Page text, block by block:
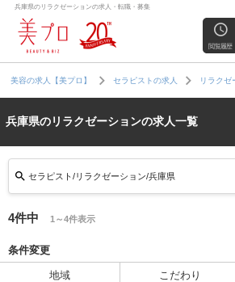
兵庫県のリラクゼーションの求人・転職・募集
閲覧履歴
美容の求人【美プロ】 セラピストの求人 リラクゼ
兵庫県のリラクゼーションの求人一覧
セラピスト/リラクゼーション/兵庫県
4件中 1～4件表示
条件変更
地域 こだわり